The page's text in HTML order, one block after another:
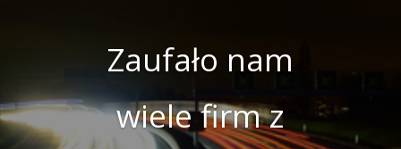
Zaufało nam
wiele firm z